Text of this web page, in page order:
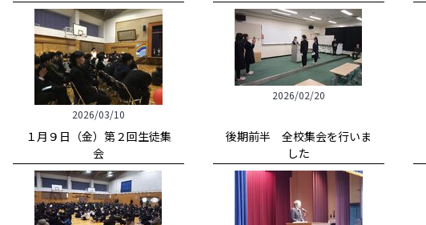
2026/03/10
2026/02/20
１月９日（金）第２回生徒集
会
後期前半 全校集会を行いま
した